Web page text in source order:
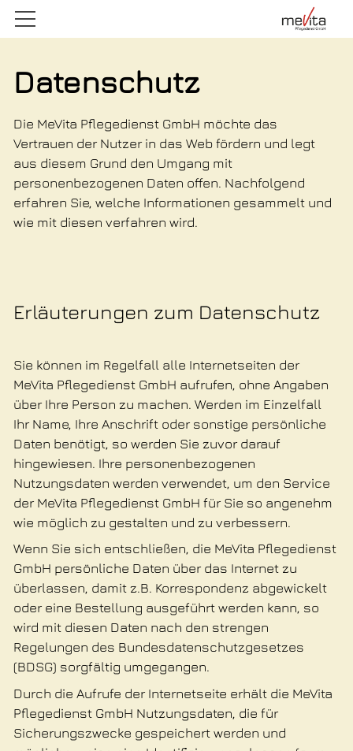
Startseite
Standorte
Über uns
Leistungen
Datenschutz
Die MeVita Pflegedienst GmbH möchte das
Vertrauen der Nutzer in das Web fördern und legt
aus diesem Grund den Umgang mit
personenbezogenen Daten offen. Nachfolgend
erfahren Sie, welche Informationen gesammelt und
wie mit diesen verfahren wird.
Erläuterungen zum Datenschutz
Sie können im Regelfall alle Internetseiten der
MeVita Pflegedienst GmbH aufrufen, ohne Angaben
über Ihre Person zu machen. Werden im Einzelfall
Ihr Name, Ihre Anschrift oder sonstige persönliche
Daten benötigt, so werden Sie zuvor darauf
hingewiesen. Ihre personenbezogenen
Nutzungsdaten werden verwendet, um den Service
der MeVita Pflegedienst GmbH für Sie so angenehm
wie möglich zu gestalten und zu verbessern.
Wenn Sie sich entschließen, die MeVita Pflegedienst
GmbH persönliche Daten über das Internet zu
überlassen, damit z.B. Korrespondenz abgewickelt
oder eine Bestellung ausgeführt werden kann, so
wird mit diesen Daten nach den strengen
Regelungen des Bundesdatenschutzgesetzes
(BDSG) sorgfältig umgegangen.
Durch die Aufrufe der Internetseite erhält die MeVita
Pflegedienst GmbH Nutzungsdaten, die für
Sicherungszwecke gespeichert werden und